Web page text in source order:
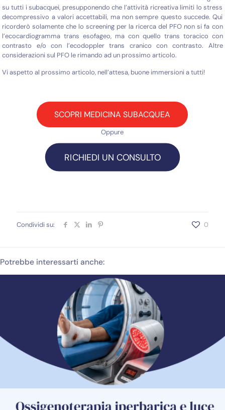
su tutti i subacquei, presupponendo che l’attività ricreativa limiti lo stress
decompressivo a valori accettabili, ma non sempre questo succede. Qui
ricorderò solamente che lo screening per la ricerca del PFO non si fa con
l’ecocardiogramma trans esofageo, ma con quello trans toracico con
contrasto e/o con l’ecodoppler trans cranico con contrasto. Altre
considerazioni sul PFO le rimando ad un prossimo articolo.
Vi aspetto al prossimo articolo, nell’attesa, buone immersioni a tutti!
SCOPRI MEDICINA SUBACQUEA
Oppure
RICHIEDI UN CONSULTO
Condividi su: 0
Potrebbe interessarti anche: